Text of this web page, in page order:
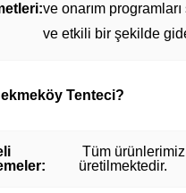
ve onarım
ve etkili bir şekilde
Tenteci?
Tüm
üretilmektedir.